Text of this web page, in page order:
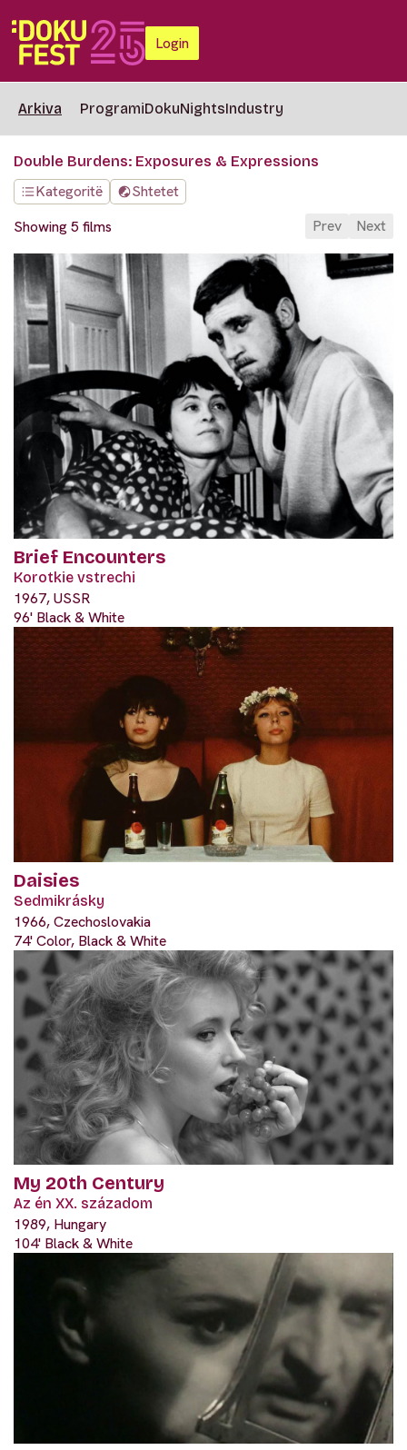
Login
Arkiva ProgramiDokuNightsIndustry
Double Burdens: Exposures & Expressions
Kategoritë
Shtetet
Showing 5 films
Prev Next
Brief Encounters
Korotkie vstrechi
1967, USSR
96' Black & White
Daisies
Sedmikrásky
1966, Czechoslovakia
74' Color, Black & White
My 20th Century
Az én XX. századom
1989, Hungary
104' Black & White